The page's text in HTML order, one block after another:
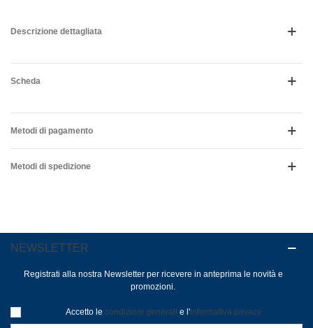
Descrizione dettagliata
Scheda
Metodi di pagamento
Metodi di spedizione
NEWSLETTER
Registrati alla nostra Newsletter per ricevere in anteprima le novità e
promozioni.
Accetto le condizioni generali e l'informativa privacy